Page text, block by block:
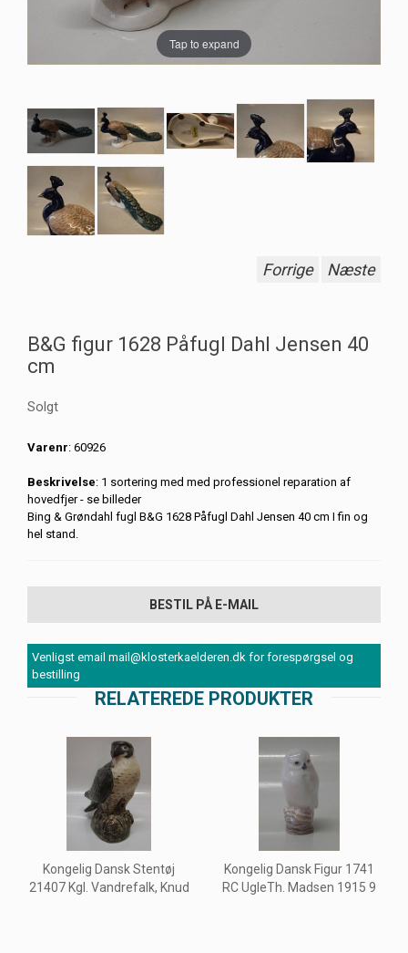
Tap to expand
Forrige Næste
B&G figur 1628 Påfugl Dahl Jensen 40
cm
Solgt
Varenr: 60926
Beskrivelse: 1 sortering med med professionel reparation af
hovedfjer - se billeder
Bing & Grøndahl fugl B&G 1628 Påfugl Dahl Jensen 40 cm I fin og
hel stand.
BESTIL PÅ E-MAIL
Venligst email mail@klosterkaelderen.dk for forespørgsel og
bestilling
RELATEREDE PRODUKTER
Kongelig Dansk Stentøj
21407 Kgl. Vandrefalk, Knud
Kongelig Dansk Figur 1741
RC UgleTh. Madsen 1915 9